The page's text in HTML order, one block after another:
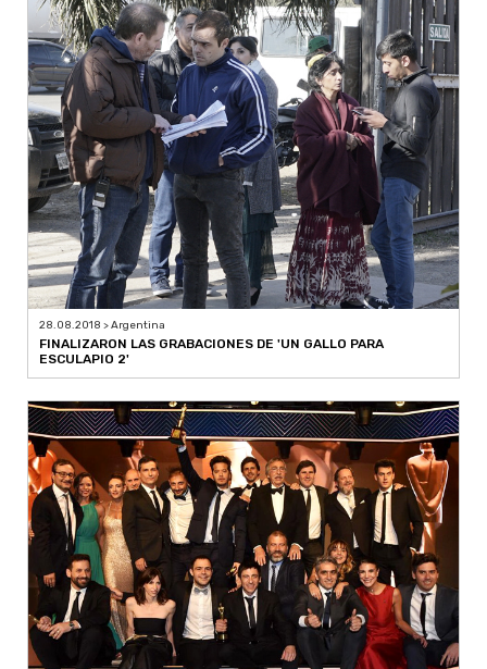
28.08.2018 > Argentina
FINALIZARON LAS GRABACIONES DE 'UN GALLO PARA
ESCULAPIO 2'